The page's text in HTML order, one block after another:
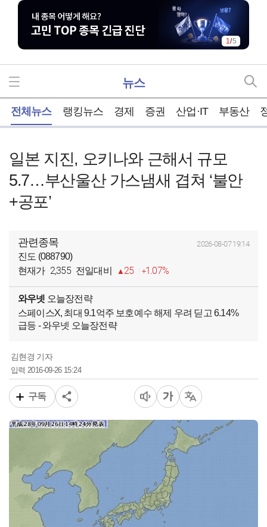
1/5
뉴스
전체뉴스 랭킹뉴스 경제 증권 산업·IT 부동산
일본 지진, 오키나와 근해서 규모
5.7…부산울산 가스냄새 겹쳐 ‘불안
+공포’
관련종목 2026-08-07 19:14
진도 (088790)
현재가 2,355 전일대비 25 1.07%
와우넷 오늘장전략
스페이스X, 최대 9.1억주 보호예수 해제 우려 딛고 6.14%
급등 - 와우넷 오늘장전략
김현경 기자
입력2016-09-26 15:24
구독